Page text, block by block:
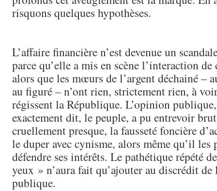
risquons quelques hypothèses.
L’affaire financière n’est devenue un
parce qu’elle a mis en scène l’interaction de
alors que les mœurs de l’argent déchainé –
au figuré – n’ont rien, strictement rien, à
régissent la République. L’opinion
exactement dit, le peuple, a pu entrevoir
cruellement presque, la fausseté foncière
le duper avec cynisme, alors même qu’il les
défendre ses intérêts. Le pathétique répété
yeux » n’aura fait qu’ajouter au discrédit de
publique.